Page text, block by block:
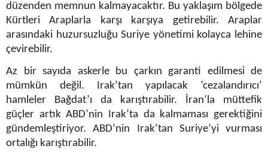
düzenden memnun kalmayacaktır. Bu yaklaşım bölgede
Kürtleri Araplarla karşı karşıya getirebilir. Araplar
arasındaki huzursuzluğu Suriye yönetimi kolayca lehine
çevirebilir.
Az bir sayıda askerle bu çarkın garanti edilmesi de
mümkün değil. Irak’tan yapılacak ‘cezalandırıcı’
hamleler Bağdat’ı da karıştırabilir. İran’la müttefik
güçler artık ABD’nin Irak’ta da kalmaması gerektiğini
gündemleştiriyor. ABD’nin Irak’tan Suriye’yi vurması
ortalığı karıştırabilir.